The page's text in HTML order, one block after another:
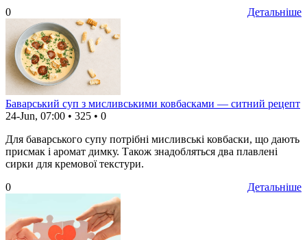
Детальніше
0
Баварський суп з мисливськими ковбасками — ситний рецепт
24-Jun, 07:00 • 325 • 0
Для баварського супу потрібні мисливські ковбаски, що дають
присмак і аромат димку. Також знадобляться два плавлені
сирки для кремової текстури.
Детальніше
0